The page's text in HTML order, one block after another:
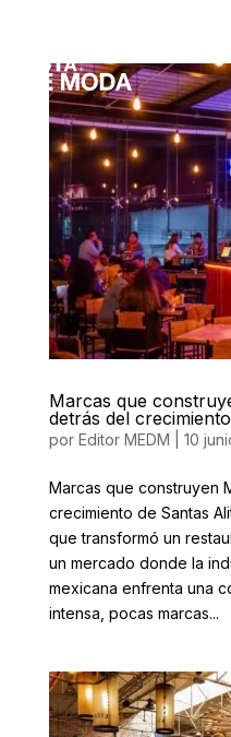
Marcas que
detrás del
por Editor MEDM 10
Marcas que construyen
crecimiento de Santas
que transformó un
un mercado donde la
mexicana enfrenta una
intensa, pocas marcas...